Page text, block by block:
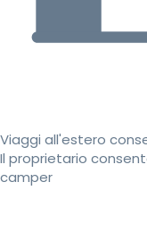
Viaggi all'estero
Il proprietario
camper